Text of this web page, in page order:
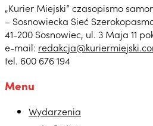
„Kurier Miejski” czasopismo
– Sosnowiecka Sieć
41-200 Sosnowiec, ul. 3 Maja 11
e-mail:
tel. 600 676 194
Menu
Wydarzenia